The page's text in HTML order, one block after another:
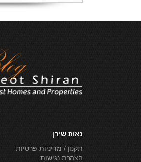
נאות שירן
תקנון / מדיניות פרטיות
הצהרת נגישות